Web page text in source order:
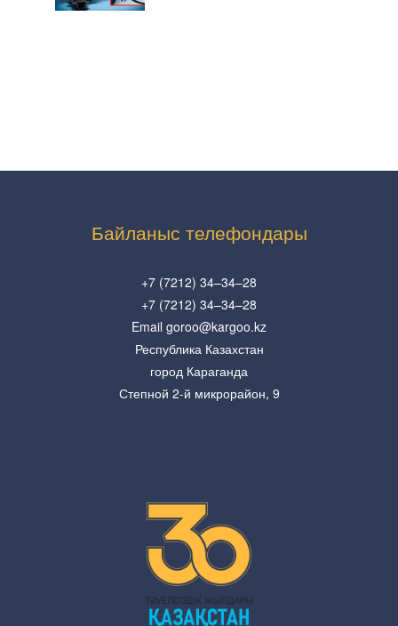
Байланыс телефондары
+7 (7212) 34–34–28
+7 (7212) 34–34–28
Email goroo@kargoo.kz
Республика Казахстан
город Караганда
Степной 2-й микрорайон, 9